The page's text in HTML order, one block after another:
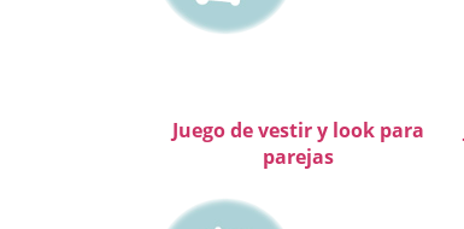
Juego de vestir y look para
parejas